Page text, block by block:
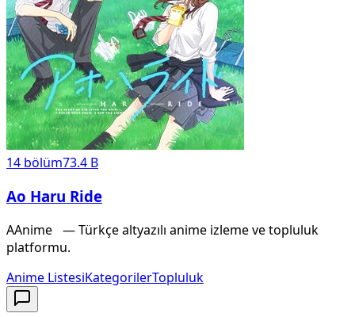
14 bölüm73.4 B
Ao Haru Ride
AAnime — Türkçe altyazılı anime izleme ve topluluk
platformu.
Anime ListesiKategorilerTopluluk